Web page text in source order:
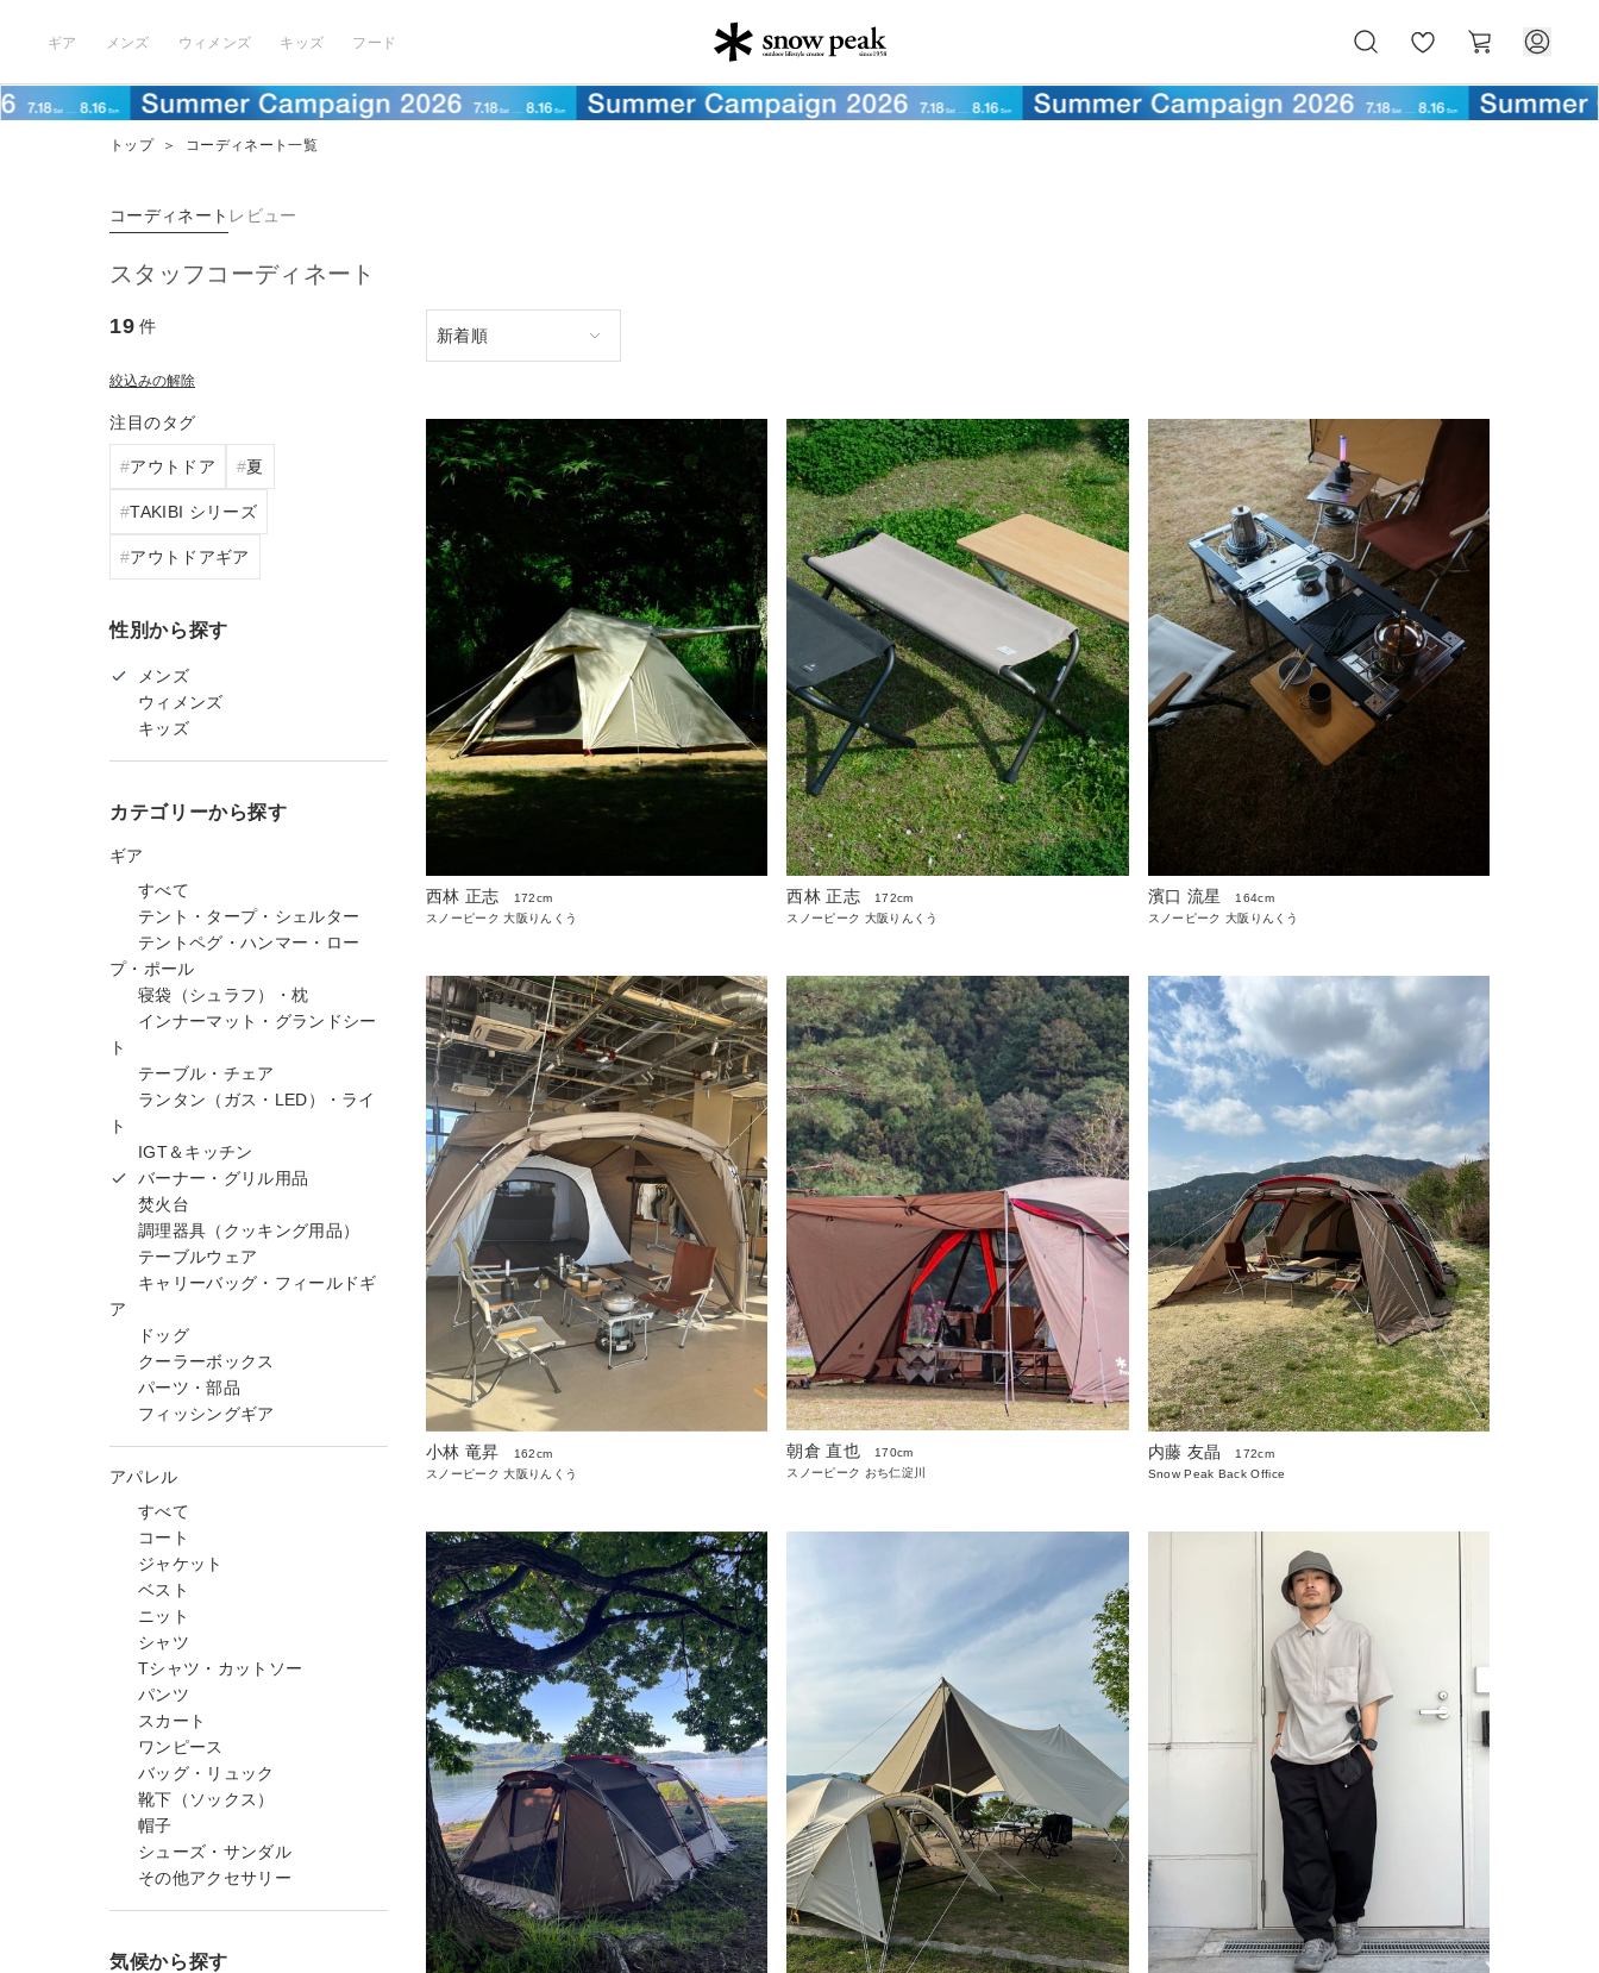
ギア メンズ ウィメンズ キッズ フード
気
に
ー
ト
トップ ＞ コーディネート一覧
コーディネート レビュー
スタッフコーディネート
19 件
絞込みの解除
注目のタグ
アウトドア 夏
TAKIBI シリーズ
アウトドアギア
性別から探す
メンズ
ウィメンズ
キッズ
カテゴリーから探す
ギア
すべて
テント・タープ・シェルター
テントペグ・ハンマー・ロー
プ・ポール
寝袋（シュラフ）・枕
インナーマット・グランドシー
ト
テーブル・チェア
ランタン（ガス・LED）・ライ
ト
IGT＆キッチン
バーナー・グリル用品
焚火台
調理器具（クッキング用品）
テーブルウェア
キャリーバッグ・フィールドギ
ア
ドッグ
クーラーボックス
パーツ・部品
フィッシングギア
アパレル
すべて
コート
ジャケット
ベスト
ニット
シャツ
Tシャツ・カットソー
パンツ
スカート
ワンピース
バッグ・リュック
靴下（ソックス）
帽子
シューズ・サンダル
その他アクセサリー
気候から探す
西林 正志
172cm
スノーピーク 大阪りんくう
西林 正志
172cm
スノーピーク 大阪りんくう
濱口 流星
164cm
スノーピーク 大阪りんくう
小林 竜昇
162cm
スノーピーク 大阪りんくう
朝倉 直也
170cm
スノーピーク おち仁淀川
内藤 友晶
172cm
Snow Peak Back Office